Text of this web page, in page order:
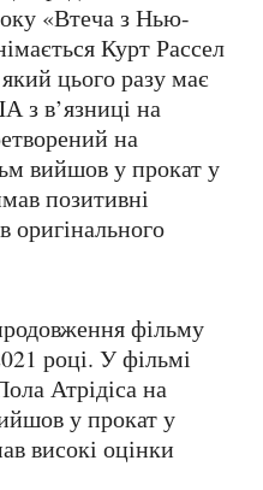
«Втеча з Нью-
Курт Рассел
цього разу має
з в’язниці на
на
вийшов у прокат у
позитивні
оригінального
році. У фільмі
Атрідіса на
у прокат у
високі оцінки